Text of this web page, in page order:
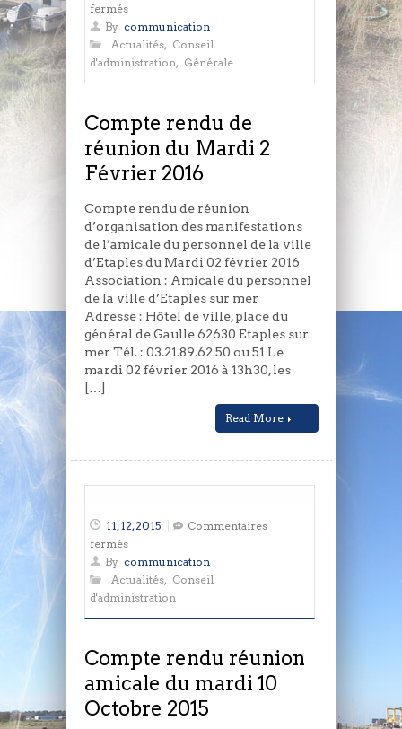
ferméssur
Compte
rendu
de
réunion
Mardi
2
Février
2016
By communication
Actualités, Conseil
d'administration, Générale
Compte rendu de
réunion du Mardi 2
Février 2016
Compte rendu de réunion
d’organisation des manifestations
de l’amicale du personnel de la ville
d’Etaples du Mardi 02 février 2016
Association : Amicale du personnel
de la ville d’Etaples sur mer
Adresse : Hôtel de ville, place du
général de Gaulle 62630 Etaples sur
mer Tél. : 03.21.89.62.50 ou 51 Le
mardi 02 février 2016 à 13h30, les
[…]
Read More
11, 12, 2015
Commentaires
ferméssur
Compte
rendu
réunion
amicale
mardi
10
Octobre
2015
By communication
Actualités, Conseil
d'administration
Compte rendu réunion
amicale du mardi 10
Octobre 2015